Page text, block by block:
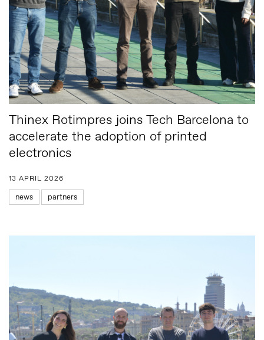
Thinex Rotimpres joins Tech Barcelona to
accelerate the adoption of printed
electronics
13 APRIL 2026
news partners